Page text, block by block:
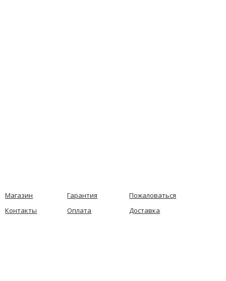
Магазин Гарантия
Пожаловаться
Контакты
Оплата Доставка